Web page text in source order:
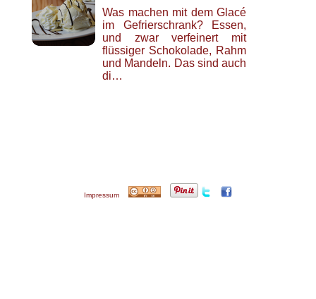
Was machen mit dem Glacé
im Gefrierschrank? Essen,
und zwar verfeinert mit
flüssiger Schokolade, Rahm
und Mandeln. Das sind auch
di…
Impressum